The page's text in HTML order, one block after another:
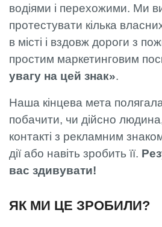
водіями і перехожими. Ми
протестувати кілька
в місті і вздовж дороги з
простим маркетинговим
увагу на цей знак».
Наша кінцева мета
побачити, чи дійсно
контакті з рекламним
дії або навіть зробить її.
вас здивувати!
ЯК МИ ЦЕ ЗРОБИЛИ?